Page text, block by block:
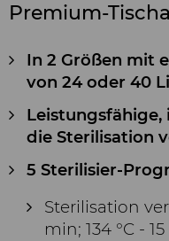
Premium-
In 2 Größen mit
von 24 oder 40
die Sterilisation
5 Sterilisier-
Sterilisation
min; 134 °C -